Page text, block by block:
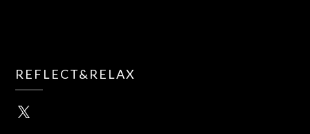
REFLECT&RELAX
X